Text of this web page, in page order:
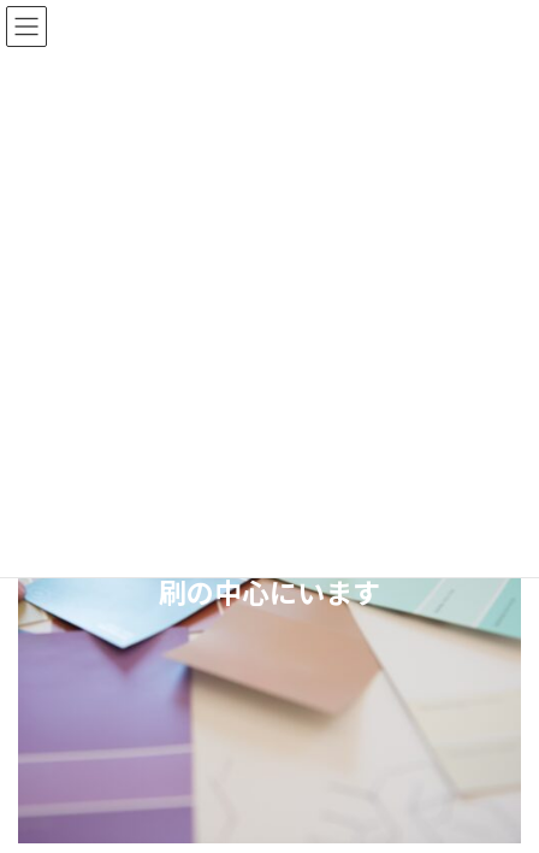
コ
ン
ナ
ビ
刷の中心にいます